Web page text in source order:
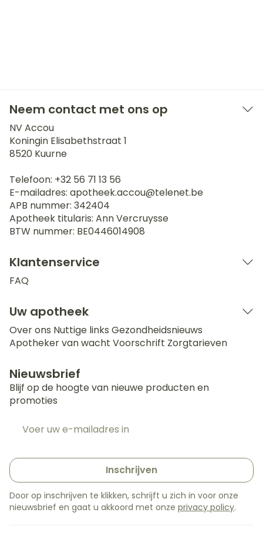
Neem contact met ons op
NV Accou
Koningin Elisabethstraat 1
8520 Kuurne
Telefoon: +32 56 71 13 56
E-mailadres: apotheek.accou@telenet.be
APB nummer: 342404
Apotheek titularis: Ann Vercruysse
BTW nummer: BE0446014908
Klantenservice
FAQ
Uw apotheek
Over ons Nuttige links Gezondheidsnieuws
Apotheker van wacht Voorschrift Zorgtarieven
Nieuwsbrief
Blijf op de hoogte van nieuwe producten en
promoties
Inschrijven
Door op inschrijven te klikken, schrijft u zich in voor onze
nieuwsbrief en gaat u akkoord met onze privacy policy.